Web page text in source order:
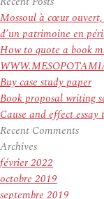
:Mossoul à cœur
d’un patrimoine en
How to quote a book
Buy case study paper
Book proposal writing
Cause and effect
Recent Comments
Archives
février 2022
octobre 2019
septembre 2019